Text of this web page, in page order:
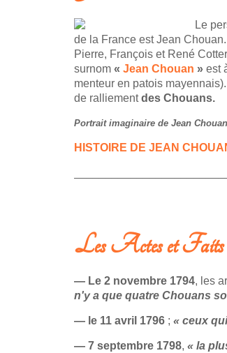
Le
de la France est Jean Chouan.
Pierre, François et René
surnom « Jean Chouan » est
menteur en patois mayennais).
de ralliementdes Chouans.
Portrait imaginaire de Jean
HISTOIRE DE JEAN
Les Actes et Faits
— Le 2 novembre 1794, les
n'y a que quatre Chouans
— le 11 avril 1796 ; « ceux
— 7 septembre 1798, « la